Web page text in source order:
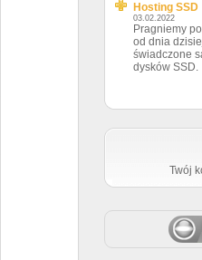
Hosting SSD
03.02.2022
Pragniemy
od dnia
świadczone
dysków SSD.
Twój